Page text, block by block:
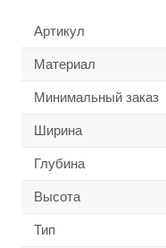
Артикул
Материал
Минимальный заказ
Ширина
Глубина
Высота
Тип